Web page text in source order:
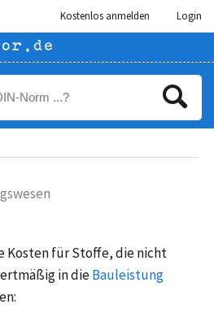
Kostenlos anmelden Login
Kosten für Stoffe, die nicht
in dieBauleistung